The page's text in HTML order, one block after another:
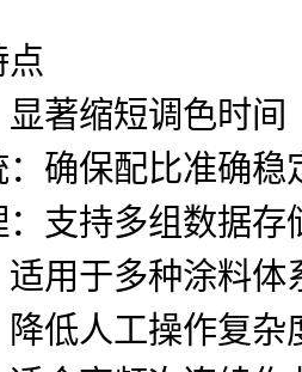
点
著缩短调色时间
确保配比准确稳
：支持多组数据存
用于多种涂料体
低人工操作复杂